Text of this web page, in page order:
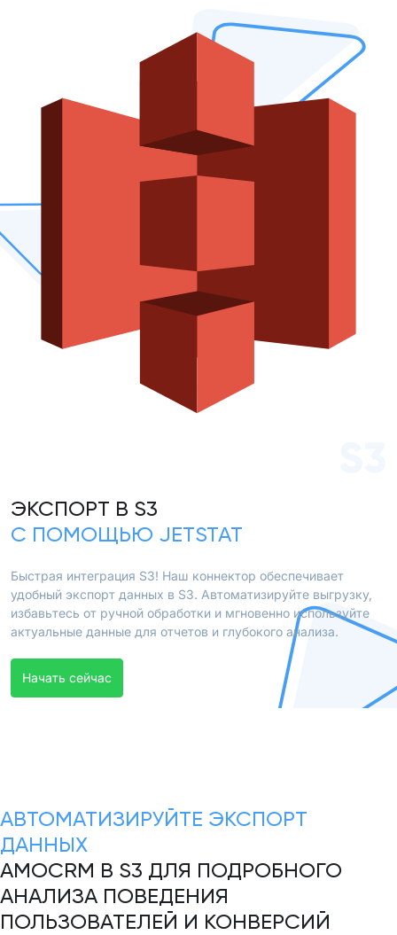
ЭКСПОРТ В S3
С ПОМОЩЬЮ JETSTAT
Быстрая интеграция S3! Наш коннектор обеспечивает
удобный экспорт данных в S3. Автоматизируйте выгрузку,
избавьтесь от ручной обработки и мгновенно используйте
актуальные данные для отчетов и глубокого анализа.
Начать сейчас
АВТОМАТИЗИРУЙТЕ ЭКСПОРТ
ДАННЫХ
AMOCRM В S3 ДЛЯ ПОДРОБНОГО
АНАЛИЗА ПОВЕДЕНИЯ
ПОЛЬЗОВАТЕЛЕЙ И КОНВЕРСИЙ